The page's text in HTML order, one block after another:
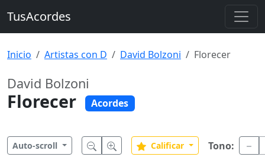
TusAcordes
Inicio Artistas con D David Bolzoni Florecer
David Bolzoni
Florecer Acordes
Auto-scroll Calificar Tono: